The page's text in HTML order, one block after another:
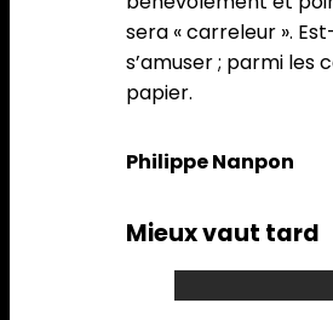
sera « carreleur ».
s’amuser ; parmi
papier.
Philippe Nanpon
Mieux vaut tard